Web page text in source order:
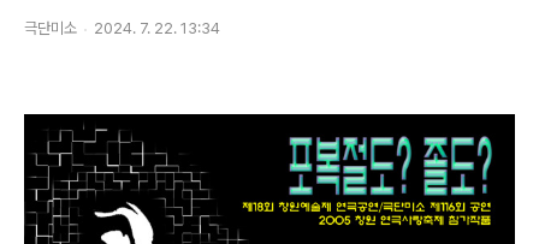
극단미소 2024. 7. 22. 13:34